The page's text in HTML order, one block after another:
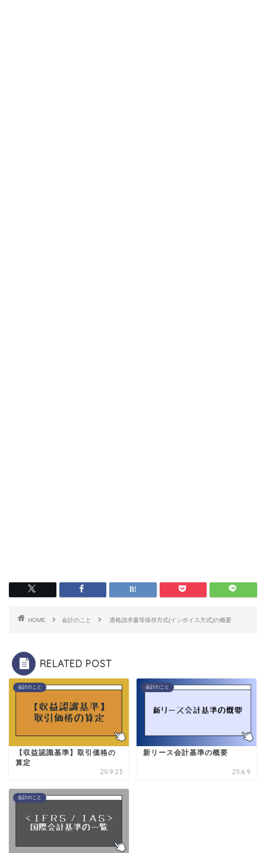
HOME 会計のこと 適格請求書等保存方式(インボイス方式)の概要
RELATED POST
会計のこと
【収益認識基準】取引価格の
算定
20.9.23
会計のこと
新リース会計基準の概要
25.6.9
会計のこと